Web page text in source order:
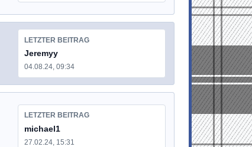
LETZTER BEITRAG
Jeremyy
04.08.24, 09:34
LETZTER BEITRAG
michael1
27.02.24, 15:31